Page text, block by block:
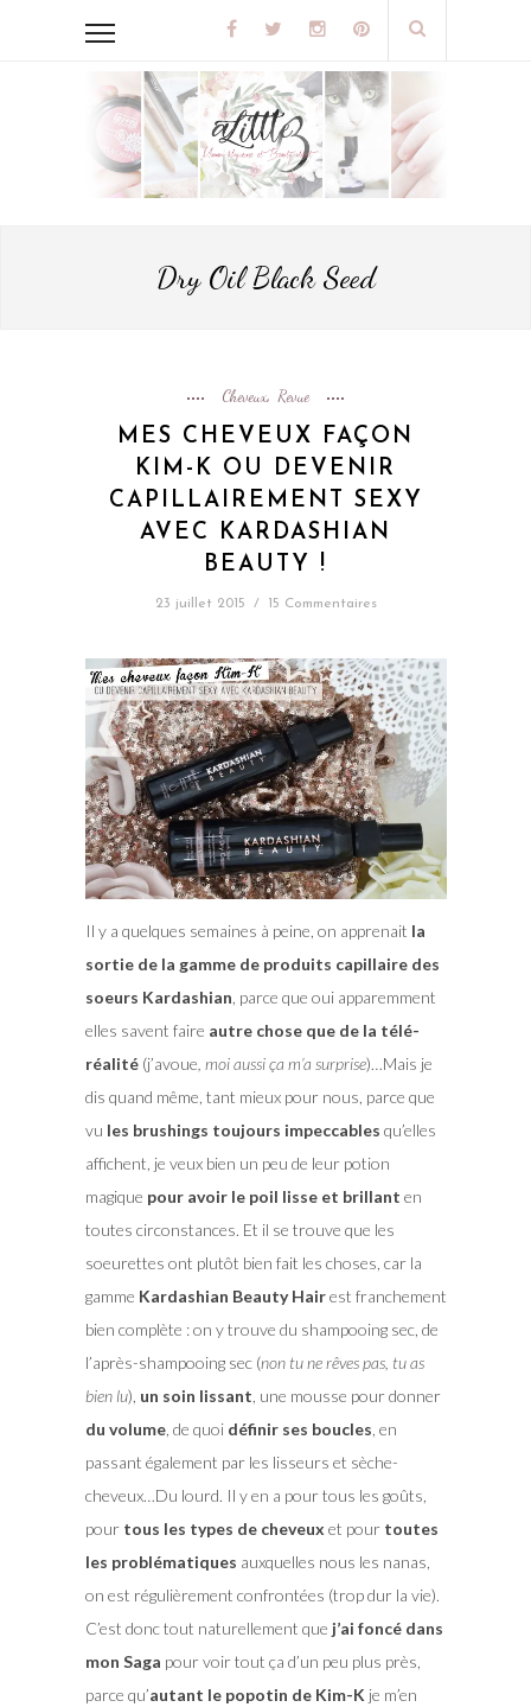
Dry Oil Black Seed
Cheveux, Revue
MES CHEVEUX FAÇON
KIM-K OU DEVENIR
CAPILLAIREMENT SEXY
AVEC KARDASHIAN
BEAUTY !
23 juillet 2015 / 15 Commentaires
Il y a quelques semaines à peine, on apprenait la
sortie de la gamme de produits capillaire des
soeurs Kardashian , parce que oui apparemment
elles savent faire autre chose que de la télé-
réalité(j’avoue , moi aussi ça m’a surprise)…Mais je
dis quand même, tant mieux pour nous, parce que
vu les brushings toujours impeccables qu’elles
affichent, je veux bien un peu de leur potion
magique pour avoir le poil lisse et brillant en
toutes circonstances. Et il se trouve que les
soeurettes ont plutôt bien fait les choses, car la
gamme Kardashian Beauty Hairest franchement
bien complète : on y trouve du shampooing sec, de
l’après-shampooing sec (non tu ne rêves pas, tu as
bien lu), un soin lissant , une mousse pour donner
du volume, de quoi définir ses boucles , en
passant également par les lisseurs et sèche-
cheveux…Du lourd. Il y en a pour tous les goûts,
pour tous les types de cheveux et pour toutes
les problématiques auxquelles nous les nanas,
on est régulièrement confrontées (trop dur la vie).
C’est donc tout naturellement que j’ai foncé dans
mon Saga pour voir tout ça d’un peu plus près,
parce qu’autant le popotin de Kim-K je m’en